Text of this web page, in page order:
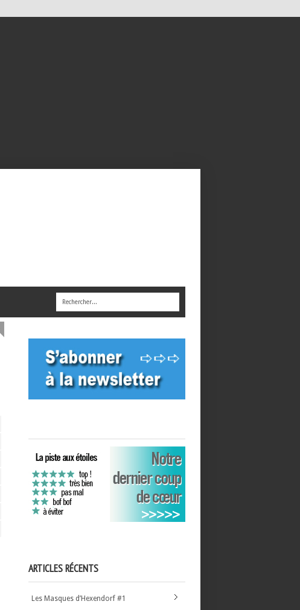
ARTICLES RÉCENTS
Les Masques d’Hexendorf #1